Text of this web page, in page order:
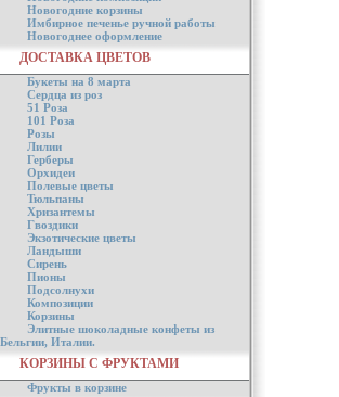
Новогодние корзины
Имбирное печенье ручной работы
Новогоднее оформление
ДОСТАВКА ЦВЕТОВ
Букеты на 8 марта
Сердца из роз
51 Роза
101 Роза
Розы
Лилии
Герберы
Орхидеи
Полевые цветы
Тюльпаны
Хризантемы
Гвоздики
Экзотические цветы
Ландыши
Сирень
Пионы
Подсолнухи
Композиции
Корзины
Элитные шоколадные конфеты из
Бельгии, Италии.
КОРЗИНЫ С ФРУКТАМИ
Фрукты в корзине